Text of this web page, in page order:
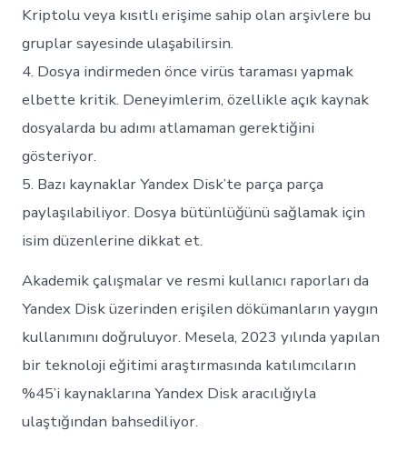
Kriptolu veya kısıtlı erişime sahip olan arşivlere bu
gruplar sayesinde ulaşabilirsin.
4. Dosya indirmeden önce virüs taraması yapmak
elbette kritik. Deneyimlerim, özellikle açık kaynak
dosyalarda bu adımı atlamaman gerektiğini
gösteriyor.
5. Bazı kaynaklar Yandex Disk’te parça parça
paylaşılabiliyor. Dosya bütünlüğünü sağlamak için
isim düzenlerine dikkat et.
Akademik çalışmalar ve resmi kullanıcı raporları da
Yandex Disk üzerinden erişilen dökümanların yaygın
kullanımını doğruluyor. Mesela, 2023 yılında yapılan
bir teknoloji eğitimi araştırmasında katılımcıların
%45’i kaynaklarına Yandex Disk aracılığıyla
ulaştığından bahsediliyor.